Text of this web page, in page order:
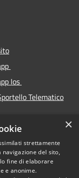
Ios
Telematico
© 2026 • Comune di
×
strettamente
del sito,
fine di elaborare
e anonime.